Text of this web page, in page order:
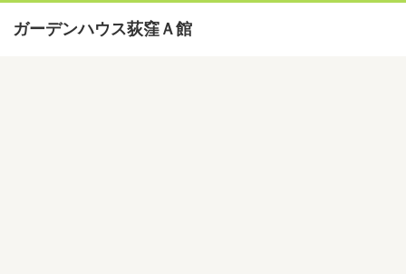
ガーデンハウス荻窪Ａ館